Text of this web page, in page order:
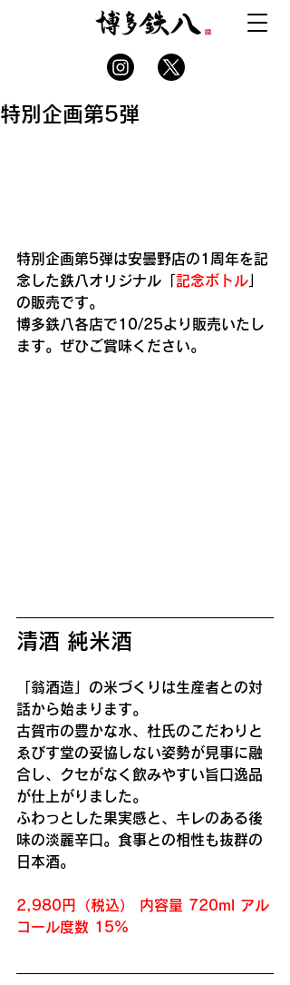
特別企画第5弾
特別企画第5弾は安曇野店の1周年を記
念した鉄八オリジナル「 記念ボトル
の販売です。
博多鉄八各店で10/25より販売いたし
ます。ぜひご賞味ください。
清酒 純米酒
「翁酒造」の米づくりは生産者との対
話から始まります。
古賀市の豊かな水、杜氏のこだわりと
ゑびす堂の妥協しない姿勢が見事に融
合し、クセがなく飲みやすい旨口逸品
が仕上がりました。
ふわっとした果実感と、キレのある後
味の淡麗辛口。食事との相性も抜群の
日本酒。
2,980円（税込） 内容量 720ml アル
コール度数 15%